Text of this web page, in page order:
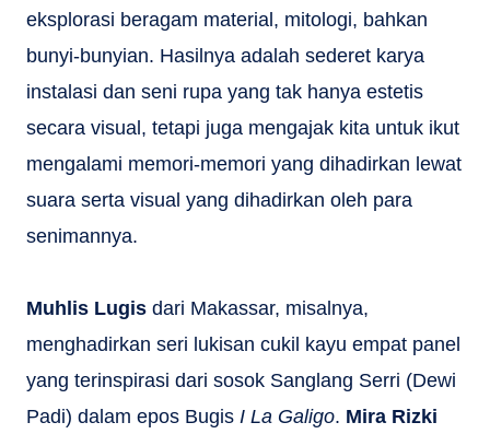
eksplorasi beragam material, mitologi, bahkan
bunyi-bunyian. Hasilnya adalah sederet karya
instalasi dan seni rupa yang tak hanya estetis
secara visual, tetapi juga mengajak kita untuk ikut
mengalami memori-memori yang dihadirkan lewat
suara serta visual yang dihadirkan oleh para
senimannya.
Muhlis Lugis dari Makassar, misalnya,
menghadirkan seri lukisan cukil kayu empat panel
yang terinspirasi dari sosok Sanglang Serri (Dewi
Padi) dalam epos Bugis I La Galigo. Mira Rizki